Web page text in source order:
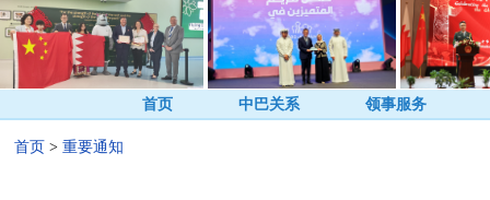
首页 中巴关系 领事服务
首页 > 重要通知